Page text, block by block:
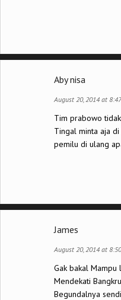
Aby nisa
August 20, 2014 at
Tim prabowo
Tingal minta aja
pemilu di ulang
James
August 20, 2014 at
Gak bakal Mampu
Mendekati
Begundalnya